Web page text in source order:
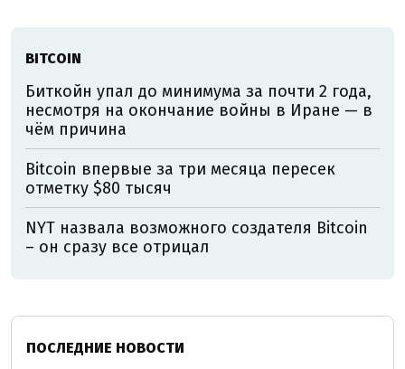
BITCOIN
Биткойн упал до минимума за почти 2 года,
несмотря на окончание войны в Иране — в
чём причина
Bitcoin впервые за три месяца пересек
отметку $80 тысяч
NYT назвала возможного создателя Bitcoin
– он сразу все отрицал
ПОСЛЕДНИЕ НОВОСТИ